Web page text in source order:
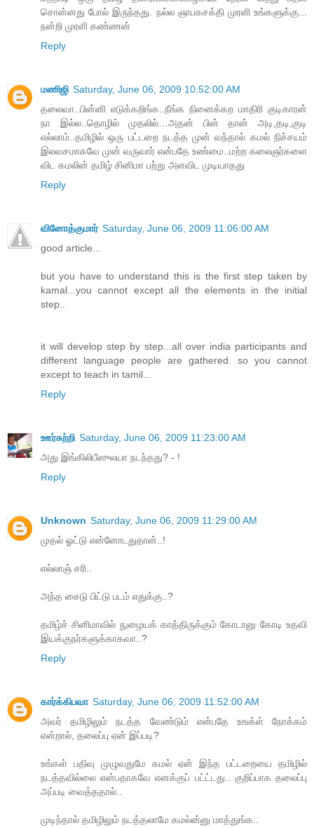
சொன்னது போல் இருந்தது. நல்ல ஞாபகசக்தி முரளி உங்களுக்கு...
நன்றி முரளி கண்ணன்
Reply
மணிஜி Saturday, June 06, 2009 10:52:00 AM
தலைவா..பின்னி எடுக்கறிங்க..நீங்க நினைக்கற மாதிரி குடிகாரன்
நா இல்ல..தொழில் முதலில்…அதன் பின் தான் அடி,தடி,குடி
எல்லாம்..தமிழில் ஒரு பட்டறை நடத்த முன் வந்தால் கமல் நிச்சயம்
இலவசமாகவே முன் வருவார் என்பதே உண்மை..மற்ற கலைஞர்களை
விட கமலின் தமிழ் சினிமா பற்று அளவிட முடியாதது
Reply
வினோத்குமார் Saturday, June 06, 2009 11:06:00 AM
good article...
but you have to understand this is the first step taken by
kamal...you cannot except all the elements in the initial
step..
it will develop step by step...all over india participants and
different language people are gathered. so you cannot
except to teach in tamil...
Reply
ஊர்சுற்றி Saturday, June 06, 2009 11:23:00 AM
அது இங்கிலிபீஸுலயா நடந்தது? - !
Reply
Unknown Saturday, June 06, 2009 11:29:00 AM
முதல் ஓட்டு என்னோடதுதான்..!
எல்லாஞ் சரி..
அந்த சைடு பிட்டு படம் எதுக்கு..?
தமிழ்ச் சினிமாவில் நுழையக் காத்திருக்கும் கோடானு கோடி உதவி
இயக்குநர்களுக்காகவா..?
Reply
கார்க்கிபவா Saturday, June 06, 2009 11:52:00 AM
அவர் தமிழிலும் நடத்த வேண்டும் என்பதே உஙக்ள் நோக்கம்
என்றால், தலைப்பு ஏன் இப்படி?
உங்கள் பதிவு முழுவதுமே கமல் ஏன் இந்த பட்டறையை தமிழில்
நடத்தவில்லை என்பதாகவே எனக்குப் பட்ட்டது.. குறிப்பாக தலைப்பு
அப்படி வைத்ததால்..
முடிந்தால் தமிழிலும் நடத்தலாமே கமல்ன்னு மாத்துங்க..